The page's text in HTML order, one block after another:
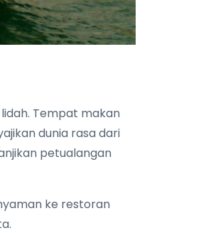
Tempat makan
dunia rasa dari
petualangan
ke restoran